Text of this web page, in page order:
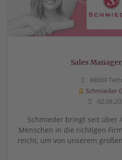
Sales
88069
Schmieder
Schmieder bringt seit über
Menschen in die richtigen
reicht, um von unserem